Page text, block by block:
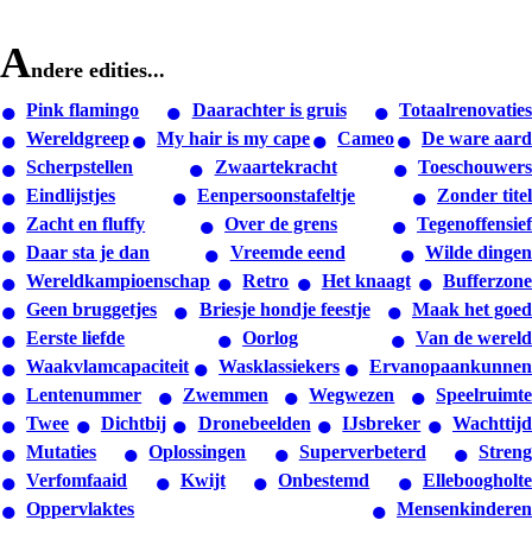
Andere edities...
Pink flamingo Daarachter is gruis
Totaalrenovaties
Wereldgreep
My hair is my cape Cameo
De ware aard
Scherpstellen
Zwaartekracht
Toeschouwers
Eindlijstjes
Eenpersoonstafeltje
Zonder titel
Zacht en fluffy
Over de grens
Tegenoffensief
Daar sta je dan
Vreemde eend
Wilde dingen
Wereldkampioenschap
Retro Het knaagt
Bufferzone
Geen bruggetjes
Briesje hondje feestje
Maak het goed
Eerste liefde
Oorlog
Van de wereld
Waakvlamcapaciteit
Wasklassiekers
Ervanopaankunnen
Lentenummer
Zwemmen Wegwezen
Speelruimte
Twee
Dichtbij Dronebeelden IJsbreker
Wachttijd
Mutaties
Oplossingen Superverbeterd
Streng
Verfomfaaid
Kwijt Onbestemd
Elleboogholte
Oppervlaktes
Mensenkinderen